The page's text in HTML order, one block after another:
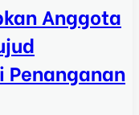
Anggota
Penanganan